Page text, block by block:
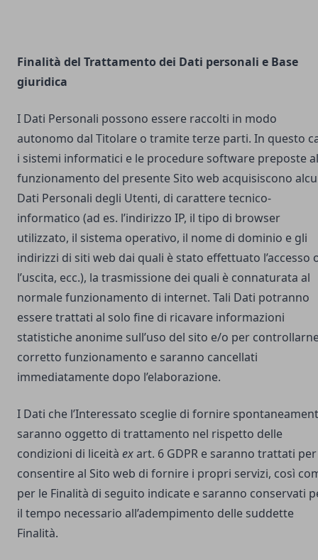
Finalità del Trattamento dei Dati personali e Base
giuridica
I Dati Personali possono essere raccolti in modo
autonomo dal Titolare o tramite terze parti. In questo
i sistemi informatici e le procedure software preposte al
funzionamento del presente Sito web acquisiscono
Dati Personali degli Utenti, di carattere tecnico-
informatico (ad es. l’indirizzo IP, il tipo di browser
utilizzato, il sistema operativo, il nome di dominio e gli
indirizzi di siti web dai quali è stato effettuato l’accesso
l’uscita, ecc.), la trasmissione dei quali è connaturata al
normale funzionamento di internet. Tali Dati potranno
essere trattati al solo fine di ricavare informazioni
statistiche anonime sull’uso del sito e/o per
corretto funzionamento e saranno cancellati
immediatamente dopo l’elaborazione.
I Dati che l’Interessato sceglie di fornire
saranno oggetto di trattamento nel rispetto delle
condizioni di liceità exart. 6 GDPR e saranno trattati per
consentire al Sito web di fornire i propri servizi, così
per le Finalità di seguito indicate e saranno conservati
il tempo necessario all’adempimento delle suddette
Finalità.